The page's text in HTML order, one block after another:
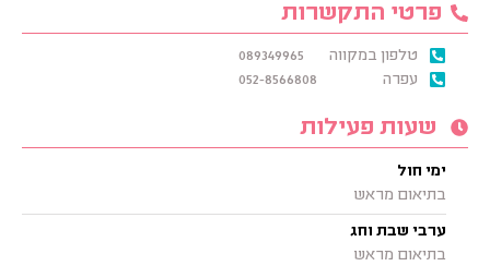
פרטי התקשרות
טלפון במקווה
089349965
עפרה
052-8566808
שעות פעילות
ימי חול
בתיאום מראש
ערבי שבת וחג
בתיאום מראש